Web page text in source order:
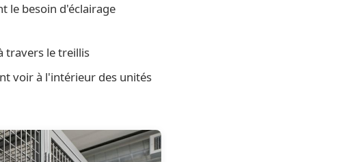
le besoin d'éclairage
travers le treillis
voir à l'intérieur des unités